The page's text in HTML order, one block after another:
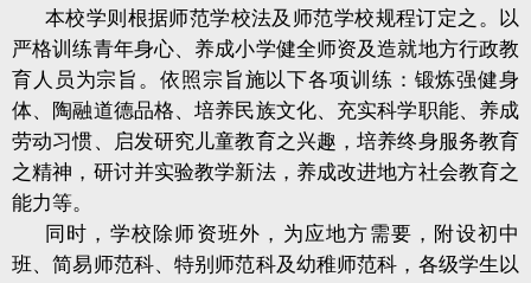
本校学则根据师范学校法及师范学校规程订定之。以
严格训练青年身心、养成小学健全师资及造就地方行政教
育人员为宗旨。依照宗旨施以下各项训练：锻炼强健身
体、陶融道德品格、培养民族文化、充实科学职能、养成
劳动习惯、启发研究儿童教育之兴趣，培养终身服务教育
之精神，研讨并实验教学新法，养成改进地方社会教育之
能力等。
同时，学校除师资班外，为应地方需要，附设初中
班、简易师范科、特别师范科及幼稚师范科，各级学生以